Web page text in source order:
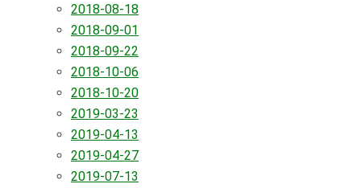
2018-08-18
2018-09-01
2018-09-22
2018-10-06
2018-10-20
2019-03-23
2019-04-13
2019-04-27
2019-07-13